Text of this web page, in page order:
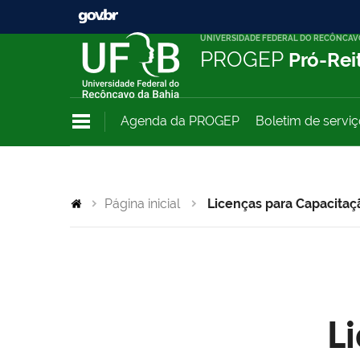
UNIVERSIDADE FEDERAL DO
PROGEP Pró-
Agenda da PROGEP Boletim de
Página inicial Licenças para